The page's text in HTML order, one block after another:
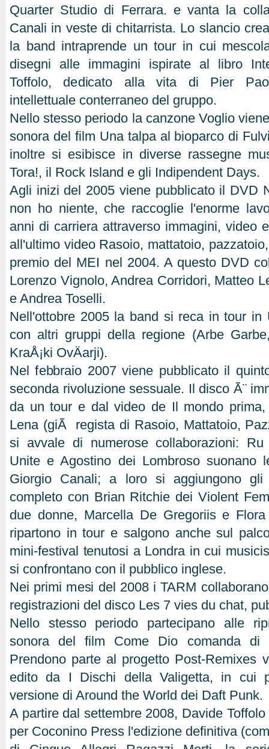
Quarter Studio di Ferrara. e vanta la
Canali in veste di chitarrista. Lo slancio
la band intraprende un tour in cui
disegni alle immagini ispirate al libro
Toffolo, dedicato alla vita di Pier
intellettuale conterraneo del gruppo.
Nello stesso periodo la canzone Voglio
sonora del film Una talpa al bioparco di
inoltre si esibisce in diverse rassegne
Tora!, il Rock Island e gli Indipendent Days.
Agli inizi del 2005 viene pubblicato il DVD
non ho niente, che raccoglie l'enorme
anni di carriera attraverso immagini, video
all'ultimo video Rasoio, mattatoio,
premio del MEI nel 2004. A questo DVD
Lorenzo Vignolo, Andrea Corridori, Matteo
e Andrea Toselli.
Nell'ottobre 2005 la band si reca in tour in
con altri gruppi della regione (Arbe
KraÅ¡ki OvÄarji).
Nel febbraio 2007 viene pubblicato il
seconda rivoluzione sessuale. Il disco Ã¨
da un tour e dal video de Il mondo
Lena (giÃ regista di Rasoio, Mattatoio,
si avvale di numerose collaborazioni:
Unite e Agostino dei Lombroso suonano
Giorgio Canali; a loro si aggiungono
completo con Brian Ritchie dei Violent
due donne, Marcella De Gregoriis e
ripartono in tour e salgono anche sul
mini-festival tenutosi a Londra in cui
si confrontano con il pubblico inglese.
Nei primi mesi del 2008 i TARM
registrazioni del disco Les 7 vies du chat,
Nello stesso periodo partecipano alle
sonora del film Come Dio comanda di
Prendono parte al progetto Post-Remixes
edito da I Dischi della Valigetta, in cui
versione di Around the World dei Daft Punk.
A partire dal settembre 2008, Davide
per Coconino Press l'edizione definitiva